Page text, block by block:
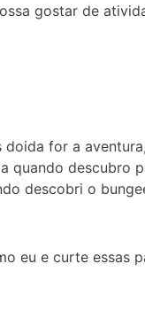
gostar de
for a
quando descubro
descobri o
eu e curte essas